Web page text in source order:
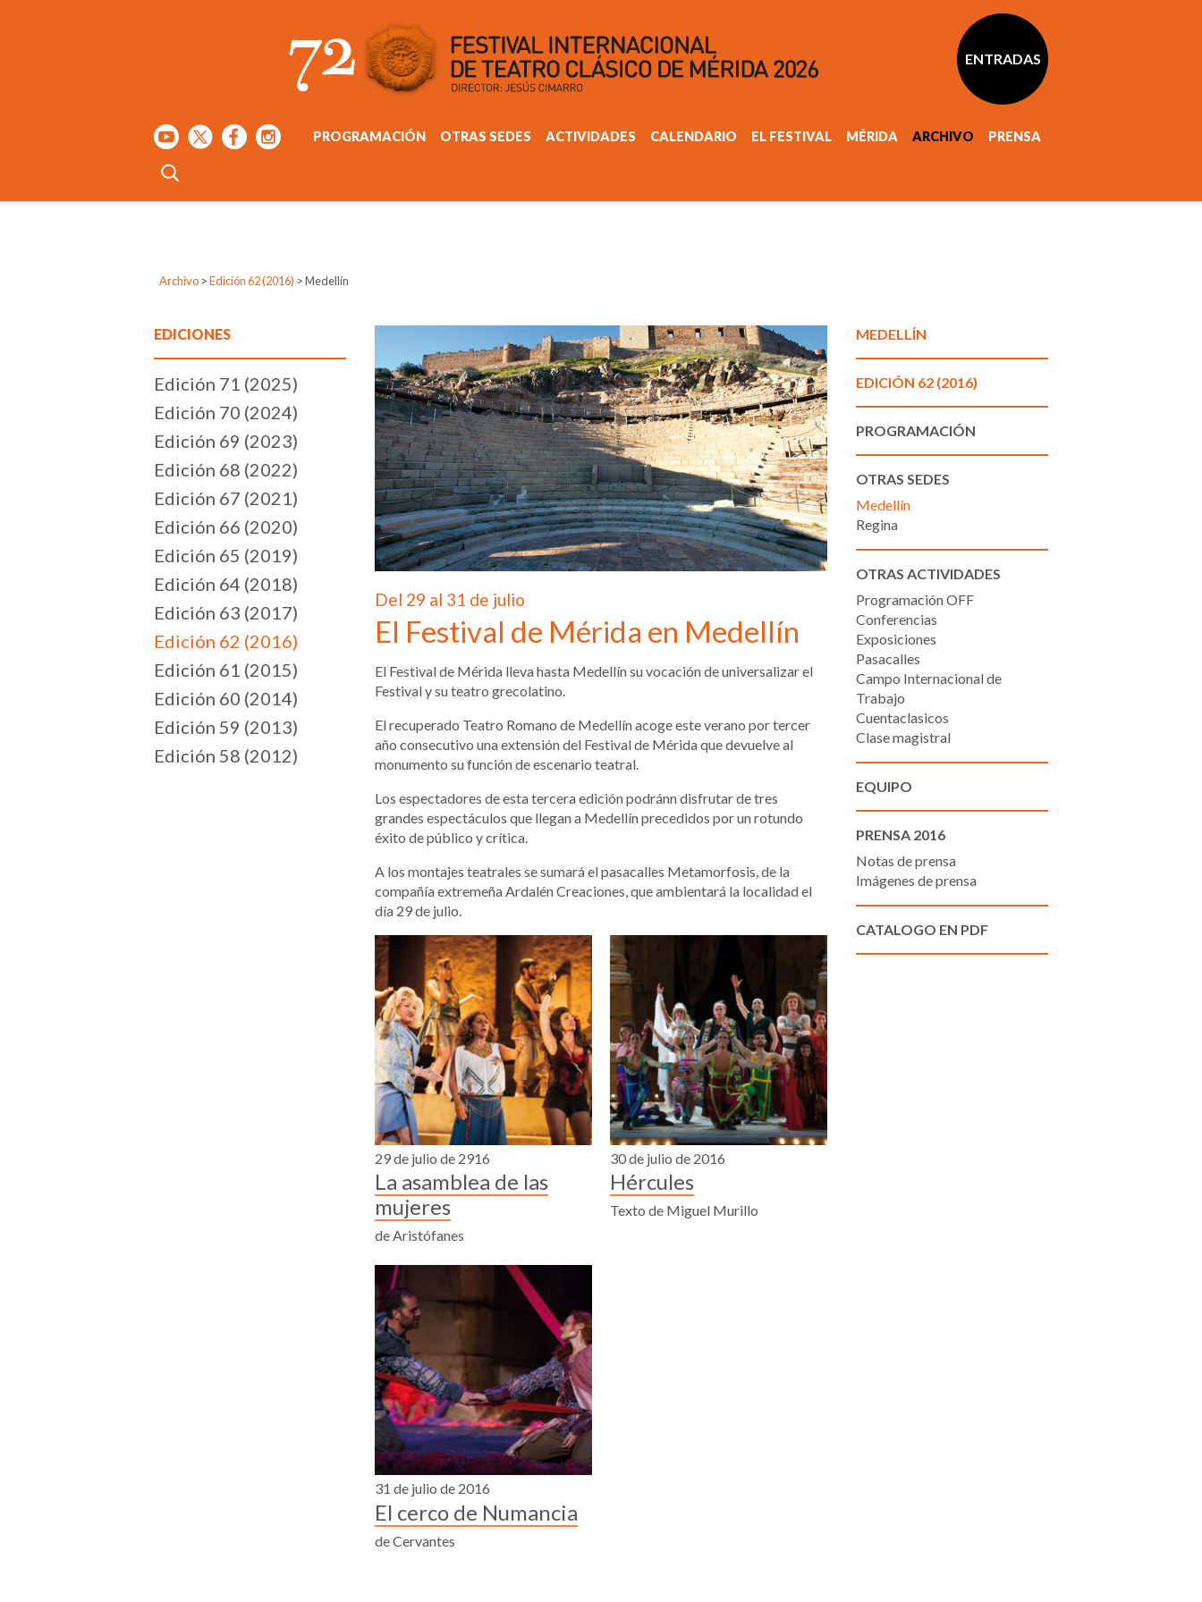
ENTRADAS
PROGRAMACIÓN OTRAS SEDES ACTIVIDADES CALENDARIO EL FESTIVAL MÉRIDA ARCHIVO PRENSA
Archivo > Edición 62 (2016) >Medellín
EDICIONES
Edición 71 (2025)
Edición 70 (2024)
Edición 69 (2023)
Edición 68 (2022)
Edición 67 (2021)
Edición 66 (2020)
Edición 65 (2019)
Edición 64 (2018)
Edición 63 (2017)
Edición 62 (2016)
Edición 61 (2015)
Edición 60 (2014)
Edición 59 (2013)
Edición 58 (2012)
Del 29 al 31 de julio
El Festival de Mérida en Medellín
El Festival de Mérida lleva hasta Medellín su vocación de universalizar el
Festival y su teatro grecolatino.
El recuperado Teatro Romano de Medellín acoge este verano por tercer
año consecutivo una extensión del Festival de Mérida que devuelve al
monumento su función de escenario teatral.
Los espectadores de esta tercera edición podránn disfrutar de tres
grandes espectáculos que llegan a Medellín precedidos por un rotundo
éxito de público y crítica.
A los montajes teatrales se sumará el pasacalles Metamorfosis, de la
compañía extremeña Ardalén Creaciones, que ambientará la localidad el
día 29 de julio.
29 de julio de 2916
La asamblea de las
mujeres
de Aristófanes
30 de julio de 2016
Hércules
Texto de Miguel Murillo
31 de julio de 2016
El cerco de Numancia
de Cervantes
MEDELLÍN
EDICIÓN 62 (2016)
PROGRAMACIÓN
OTRAS SEDES
Medellín
Regina
OTRAS ACTIVIDADES
Programación OFF
Conferencias
Exposiciones
Pasacalles
Campo Internacional de
Trabajo
Cuentaclasicos
Clase magistral
EQUIPO
PRENSA 2016
Notas de prensa
Imágenes de prensa
CATALOGO EN PDF